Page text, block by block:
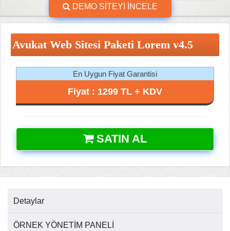
DEMO SİTEYİ İNCELE
Avukat Web Sitesi Paketi Lorem v4.5
En Uygun Fiyat Garantisi
Fiyat : 1299 TL + KDV
SATIN AL
Detaylar
ÖRNEK YÖNETİM PANELİ